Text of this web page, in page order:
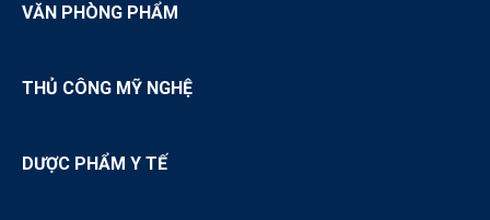
VĂN PHÒNG PHẨM
THỦ CÔNG MỸ NGHỆ
DƯỢC PHẨM Y TẾ